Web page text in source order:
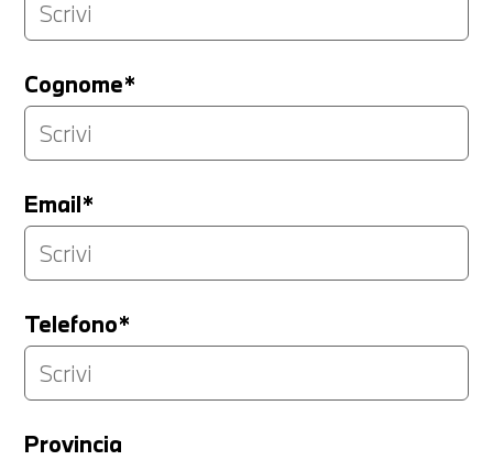
Cognome*
Email*
Telefono*
Provincia